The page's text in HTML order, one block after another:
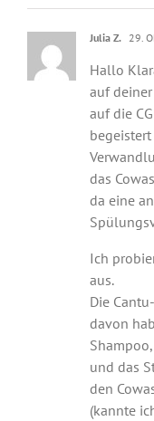
Julia Z. 29.
Hallo
auf
auf die
das
da eine
Ich
aus.
Die
davon
und das
den
(kannte